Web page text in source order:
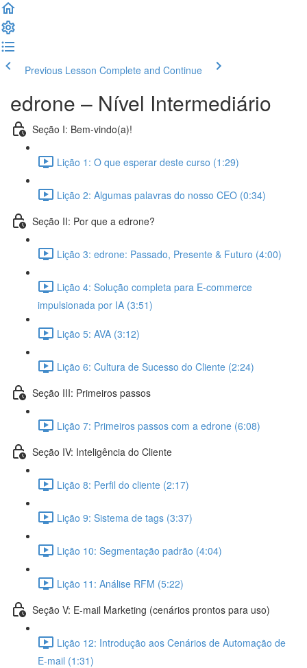
Previous Lesson Complete and Continue
edrone – Nível Intermediário
Seção I: Bem-vindo(a)!
Lição 1: O que esperar deste curso (1:29)
Lição 2: Algumas palavras do nosso CEO (0:34)
Seção II: Por que a edrone?
Lição 3: edrone: Passado, Presente & Futuro (4:00)
Lição 4: Solução completa para E-commerce
impulsionada por IA (3:51)
Lição 5: AVA (3:12)
Lição 6: Cultura de Sucesso do Cliente (2:24)
Seção III: Primeiros passos
Lição 7: Primeiros passos com a edrone (6:08)
Seção IV: Inteligência do Cliente
Lição 8: Perfil do cliente (2:17)
Lição 9: Sistema de tags (3:37)
Lição 10: Segmentação padrão (4:04)
Lição 11: Análise RFM (5:22)
Seção V: E-mail Marketing (cenários prontos para uso)
Lição 12: Introdução aos Cenários de Automação de
E-mail (1:31)